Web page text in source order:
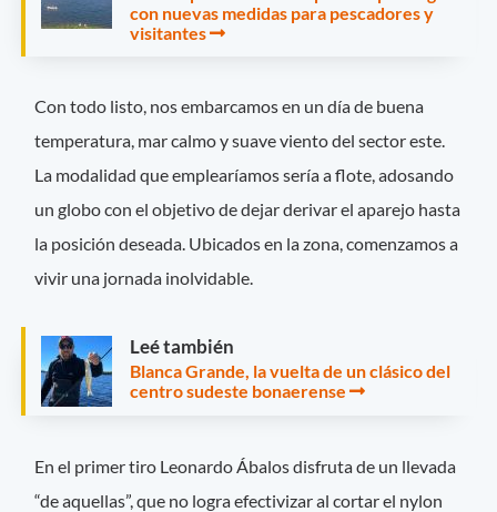
con nuevas medidas para pescadores y
visitantes
Con todo listo, nos embarcamos en un día de buena
temperatura, mar calmo y suave viento del sector este.
La modalidad que emplearíamos sería a flote, adosando
un globo con el objetivo de dejar derivar el aparejo hasta
la posición deseada. Ubicados en la zona, comenzamos a
vivir una jornada inolvidable.
Leé también
Blanca Grande, la vuelta de un clásico del
centro sudeste bonaerense
En el primer tiro Leonardo Ábalos disfruta de un llevada
“de aquellas”, que no logra efectivizar al cortar el nylon